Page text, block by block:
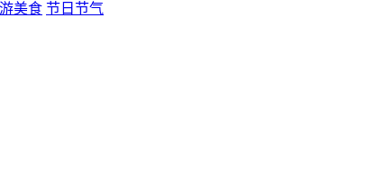
美食 节日节气